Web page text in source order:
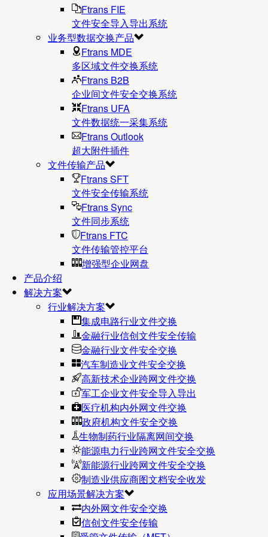
Ftrans FIE
文件安全导入导出系统
业务型数据交换产品
Ftrans MDE
多区域文件交换系统
Ftrans B2B
企业间文件安全交换系统
Ftrans UFA
文件数据统⼀采集系统
Ftrans Outlook
超大附件插件
文件传输产品
Ftrans SFT
文件安全传输系统
Ftrans Sync
文件同步系统
Ftrans FTC
文件传输管控平台
增强型企业网盘
产品介绍
解决方案
行业解决方案
集成电路行业文件交换
金融行业信创文件安全传输
金融行业文件安全交换
汽车制造业文件安全交换
高新技术企业跨网文件交换
军工企业文件安全导入导出
医疗机构内外网文件交换
政府机构文件安全交换
生物制药行业隔离网间交换
能源电力行业跨网文件安全交换
新能源行业跨网文件安全交换
制造业供应商图文档安全收发
应用场景解决方案
内外网文件安全交换
信创文件安全传输